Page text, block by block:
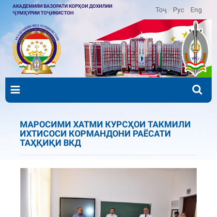
АКАДЕМИЯИ ВАЗОРАТИ КОРҲОИ ДОХИЛИИ
ҶУМҲУРИИ ТОҶИКИСТОН
Тоҷ Рус Eng
МАРОСИМИ ХАТМИ КУРСҲОИ ТАКМИЛИ
ИХТИСОСИ КОРМАНДОНИ РАЁСАТИ
ТАҲҚИҚИ ВКД